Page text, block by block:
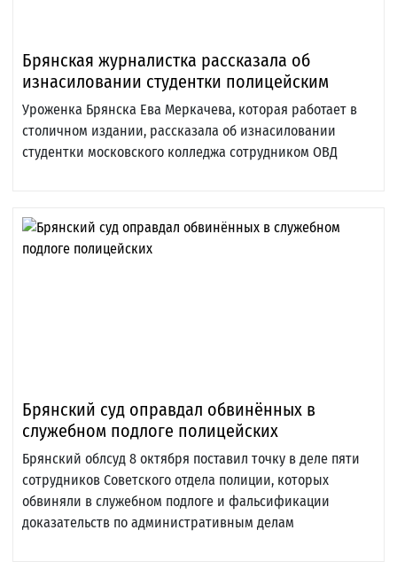
Брянская журналистка рассказала об
изнасиловании студентки полицейским
Уроженка Брянска Ева Меркачева, которая работает в
столичном издании, рассказала об изнасиловании
студентки московского колледжа сотрудником ОВД
Брянский суд оправдал обвинённых в
служебном подлоге полицейских
Брянский облсуд 8 октября поставил точку в деле пяти
сотрудников Советского отдела полиции, которых
обвиняли в служебном подлоге и фальсификации
доказательств по административным делам